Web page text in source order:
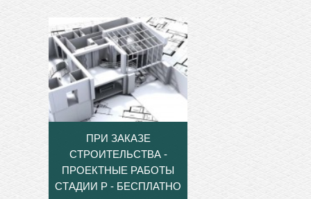
ПРИ ЗАКАЗЕ
СТРОИТЕЛЬСТВА -
ПРОЕКТНЫЕ РАБОТЫ
СТАДИИ Р - БЕСПЛАТНО